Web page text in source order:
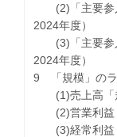
(2)「主要参
2024年度）
(3)「主要参入
2024年度）
9 「規模」のラ
(1)売上高「規
(2)営業利益「
(3)経常利益「